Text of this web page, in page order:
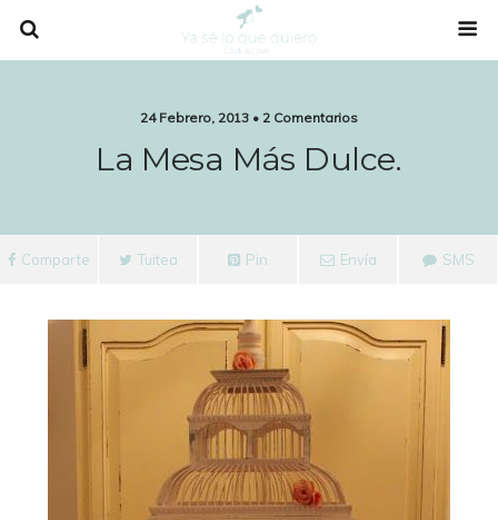
24 Febrero, 2013 • 2 Comentarios
La Mesa Más Dulce.
Comparte Tuitea Pin Envía SMS